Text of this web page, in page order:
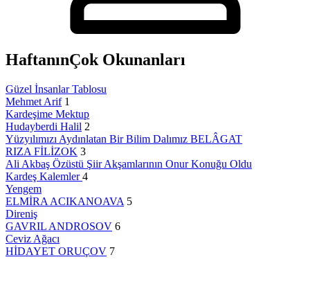
HaftanınÇok Okunanları
Güzel İnsanlar Tablosu
Mehmet Arif 1
Kardeşime Mektup
Hudayberdi Halil 2
Yüzyılımızı Aydınlatan Bir Bilim Dalımız BELÂGAT
RIZA FİLİZOK 3
Ali Akbaş Özüstü Şiir Akşamlarının Onur Konuğu Oldu
Kardeş Kalemler4
Yengem
ELMİRA ACIKANOAVA 5
Direniş
GAVRIL ANDROSOV 6
Ceviz Ağacı
HİDAYET ORUÇOV 7